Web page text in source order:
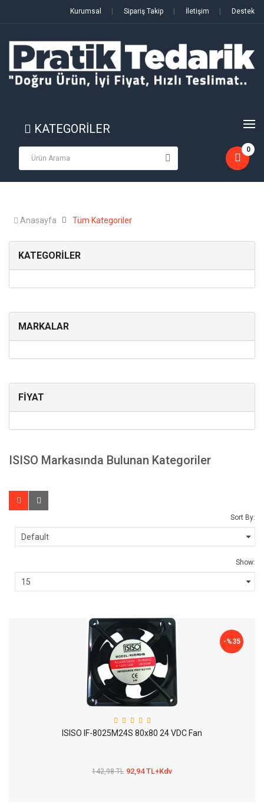
Kurumsal Sipariş Takip İletişim Destek
KATEGORİLER
0
Anasayfa Tüm Kategoriler
KATEGORİLER
MARKALAR
FİYAT
ISISO Markasında Bulunan Kategoriler
Sort By:
Show:
-%35
ISISO IF-8025M24S 80x80 24 VDC Fan
142,98 TL 92,94 TL+Kdv